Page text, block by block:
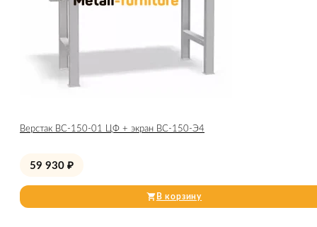
Верстак ВС-150-01 ЦФ + экран ВС-150-Э4
59 930 ₽
В корзину